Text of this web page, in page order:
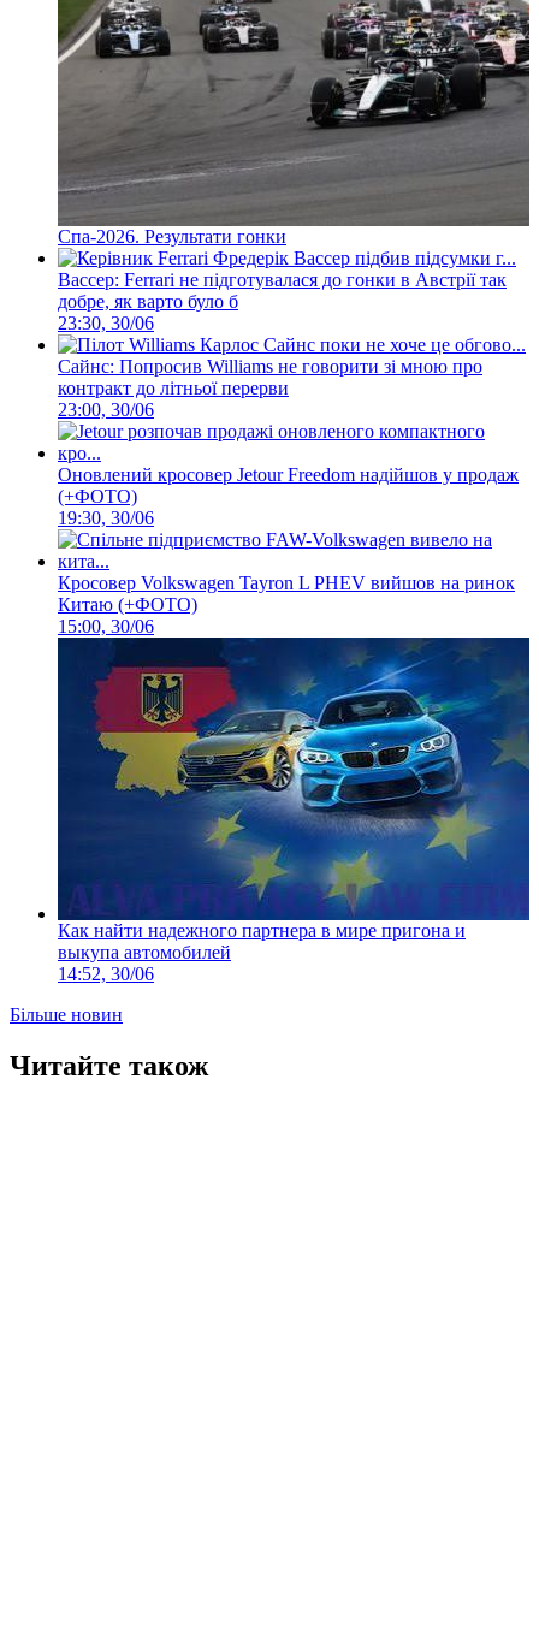
Спа-2026. Результати гонки
Вассер: Ferrari не підготувалася до гонки в Австрії так
добре, як варто було б
23:30, 30/06
Сайнс: Попросив Williams не говорити зі мною про
контракт до літньої перерви
23:00, 30/06
Оновлений кросовер Jetour Freedom надійшов у продаж
(+ФОТО)
19:30, 30/06
Кросовер Volkswagen Tayron L PHEV вийшов на ринок
Китаю (+ФОТО)
15:00, 30/06
Как найти надежного партнера в мире пригона и
выкупа автомобилей
14:52, 30/06
Більше новин
Читайте також